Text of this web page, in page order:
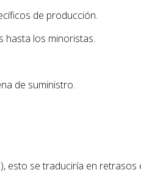
de producción.
hasta los minoristas.
de suministro.
esto se traduciría en retrasos